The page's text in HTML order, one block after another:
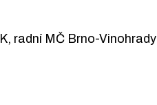
radní MČ Brno-Vinohrady